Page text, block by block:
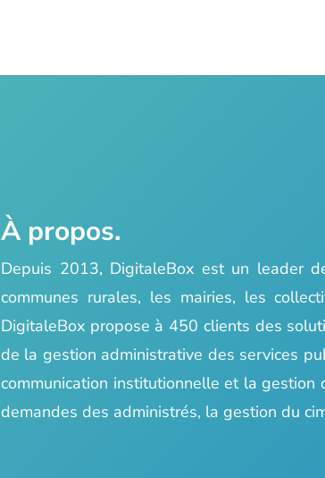
À propos.
Depuis 2013, DigitaleBox est un leader
communes rurales, les mairies, les
DigitaleBox propose à 450 clients des
de la gestion administrative des services
communication institutionnelle et la
demandes des administrés, la gestion du